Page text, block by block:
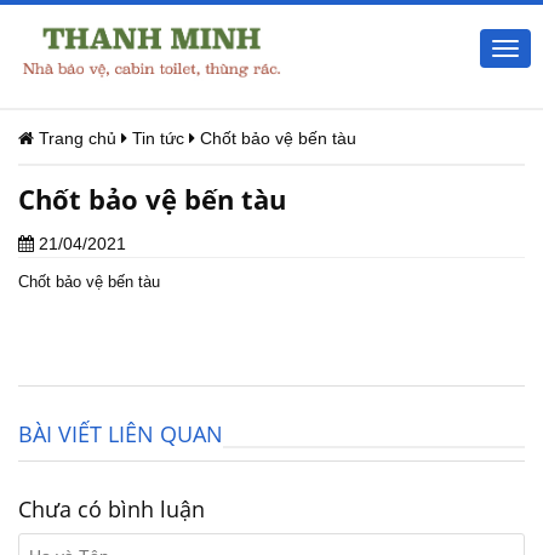
Trang chủ Tin tức Chốt bảo vệ bến tàu
Chốt bảo vệ bến tàu
21/04/2021
Chốt bảo vệ bến tàu
BÀI VIẾT LIÊN QUAN
Chưa có bình luận